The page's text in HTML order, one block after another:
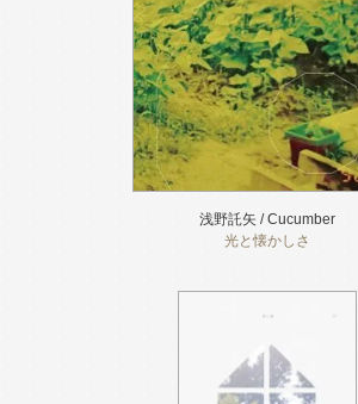
浅野託矢 / Cucumber
光と懐かしさ